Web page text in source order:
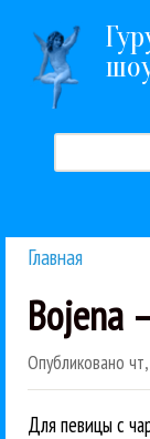
Форма
Главная
Bojena
Опубликовано
Для певицы с